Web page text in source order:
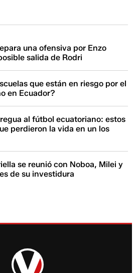
una ofensiva por Enzo
salida de Rodri
que están en riesgo por el
en Ecuador?
al fútbol ecuatoriano: estos
perdieron la vida en un los
se reunió con Noboa, Milei y
de su investidura